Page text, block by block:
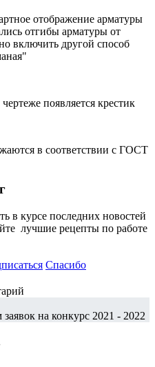
отображение арматуры
отгибы арматуры от
включить другой способ
появляется крестик
в соответствии с ГОСТ
в курсе последних новостей
лучшие рецепты по работе
Спасибо
на конкурс 2021 - 2022